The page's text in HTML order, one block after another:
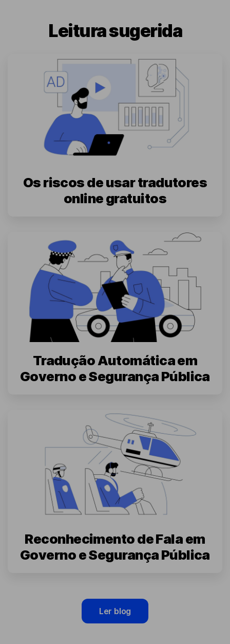
Leitura sugerida
Os riscos de usar tradutores
online gratuitos
Tradução Automática em
Governo e Segurança Pública
Reconhecimento de Fala em
Governo e Segurança Pública
Ler blog